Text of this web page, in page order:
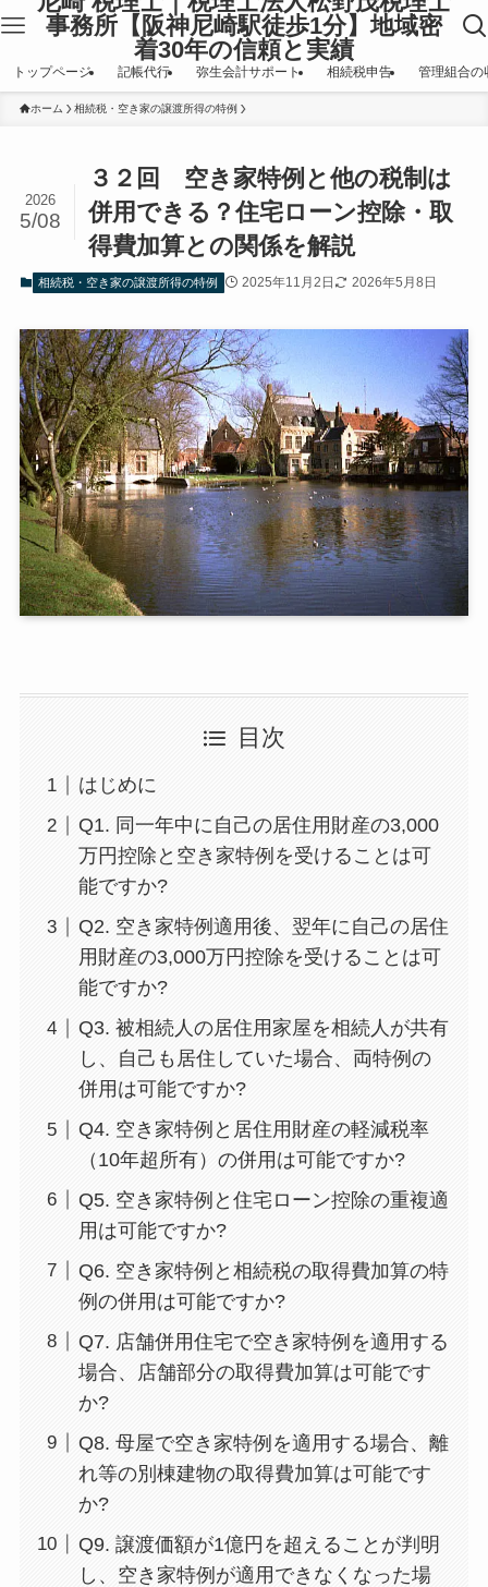
事務所【阪神尼崎駅徒歩1分】地域密
着30年の信頼と実績
トップページ 記帳代行 弥生会計サポート 相続税申告 管理組合の
ホーム 相続税・空き家の譲渡所得の特例
３２回 空き家特例と他の税制は
併用できる？住宅ローン控除・取
得費加算との関係を解説
2026
5/08
相続税・空き家の譲渡所得の特例 2025年11月2日 2026年5月8日
目次
はじめに
Q1. 同一年中に自己の居住用財産の3,000
万円控除と空き家特例を受けることは可
能ですか?
Q2. 空き家特例適用後、翌年に自己の居住
用財産の3,000万円控除を受けることは可
能ですか?
Q3. 被相続人の居住用家屋を相続人が共有
し、自己も居住していた場合、両特例の
併用は可能ですか?
Q4. 空き家特例と居住用財産の軽減税率
（10年超所有）の併用は可能ですか?
Q5. 空き家特例と住宅ローン控除の重複適
用は可能ですか?
Q6. 空き家特例と相続税の取得費加算の特
例の併用は可能ですか?
Q7. 店舗併用住宅で空き家特例を適用する
場合、店舗部分の取得費加算は可能です
か?
Q8. 母屋で空き家特例を適用する場合、離
れ等の別棟建物の取得費加算は可能です
か?
Q9. 譲渡価額が1億円を超えることが判明
し、空き家特例が適用できなくなった場